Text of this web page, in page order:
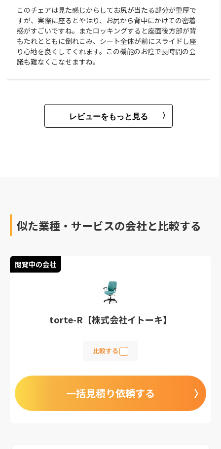
このチェアは見た感じからしてお尻が当たる部分が重厚で
すが、実際に座るとやはり、お尻から背中にかけての密着
感がすごいですね。またロッキングすると座面後方部が背
もたれとともに倒れこみ、シート全体が前にスライドし座
り心地を良くしてくれます。この機能のお陰で長時間の会
議も難なくこなせますね。
レビューをもっと見る
似た業種・サービスの会社と比較する
閲覧中の会社
torte-R【株式会社イトーキ】
比較する
一括見積り依頼する